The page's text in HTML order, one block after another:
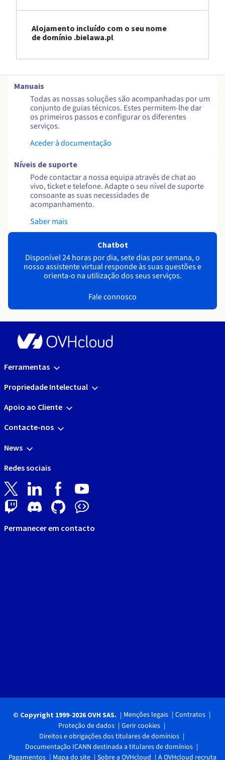
Alojamento incluído com o seu nome
de domínio .bielawa.pl
Manuais
Todas as nossas soluções são acompanhadas por um
conjunto de guias técnicos. Estes permitem-lhe dar
os primeiros passos e configurar os diferentes
serviços.
Aceder à documentação
Níveis de suporte
Pode contactar a nossa equipa através de chat ao
vivo, ticket e telefone. Adapte o seu nível de suporte
consoante as suas necessidades de
acompanhamento.
Saber mais
Chatbot
Disponível 24 horas por dia, sete dias por semana, o
nosso assistente virtual responde às suas questões e
orienta-o na utilização dos seus serviços.
Fale connosco
Ferramentas
Propriedade Intelectual
Apoio ao Cliente
Contacte-nos
News
Redes sociais
Permanecer em contacto
© Copyright 1999-2026 OVH SAS. Menções legais
Contratos
Proteção de dados
Gerir cookies
Direitos e obrigações dos titulares de domínios
Documentação ICANN destinada a titulares de domínios
Pagamentos
Mapa do site Sobre a OVHcloud A OVHcloud recruta